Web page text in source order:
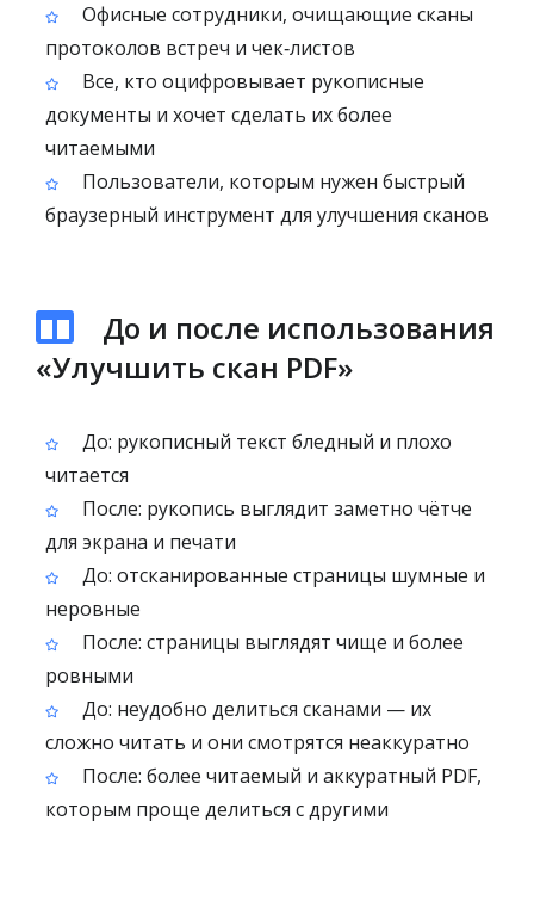
Офисные сотрудники, очищающие сканы
протоколов встреч и чек‑листов
Все, кто оцифровывает рукописные
документы и хочет сделать их более
читаемыми
Пользователи, которым нужен быстрый
браузерный инструмент для улучшения сканов
До и после использования
«Улучшить скан PDF»
До: рукописный текст бледный и плохо
читается
После: рукопись выглядит заметно чётче
для экрана и печати
До: отсканированные страницы шумные и
неровные
После: страницы выглядят чище и более
ровными
До: неудобно делиться сканами — их
сложно читать и они смотрятся неаккуратно
После: более читаемый и аккуратный PDF,
которым проще делиться с другими